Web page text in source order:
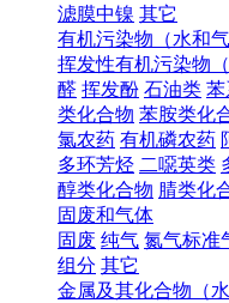
滤膜中镍 其它
有机污染物（水和气
挥发性有机污染物（
醛 挥发酚 石油类 苯
类化合物 苯胺类化
氯农药 有机磷农药
多环芳烃 二噁英类
醇类化合物 腈类化
固废和气体
固废 纯气 氮气标准
组分 其它
金属及其化合物（水